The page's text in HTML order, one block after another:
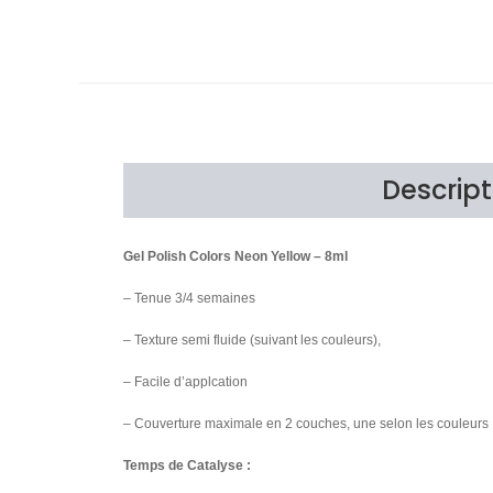
Gel Polish Colors Neon Yellow – 8ml
– Tenue 3/4 semaines
– Texture semi fluide (suivant les couleurs),
– Facile d’applcation
– Couverture maximale en 2 couches, une selon les couleurs
Temps de Catalyse :